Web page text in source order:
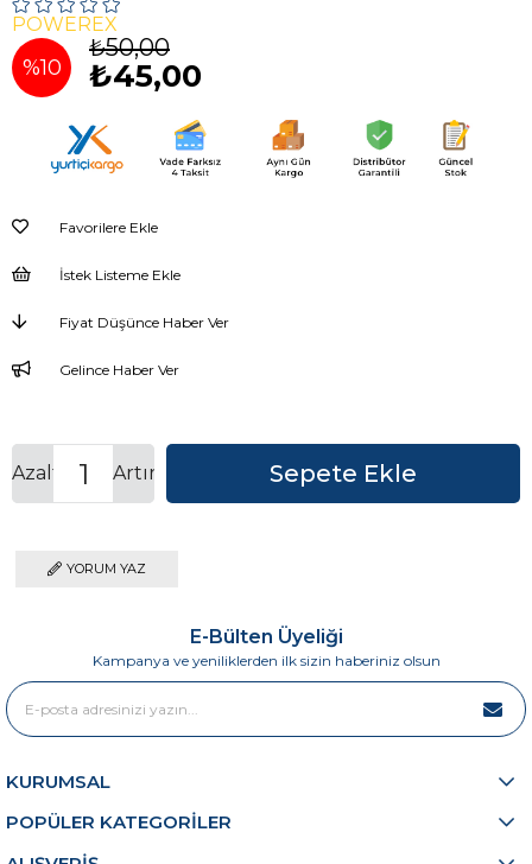
POWEREX
%10
İndirim
₺50,00
₺45,00
Favorilere Ekle
İstek Listeme Ekle
Fiyat Düşünce Haber Ver
Gelince Haber Ver
Artır
Azalt
YORUM YAZ
E-Bülten Üyeliği
Kampanya ve yeniliklerden ilk sizin haberiniz olsun
KURUMSAL
POPÜLER KATEGORİLER